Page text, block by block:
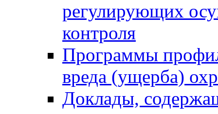
регулирующих
контроля
Программы
вреда (ущерба)
Доклады,